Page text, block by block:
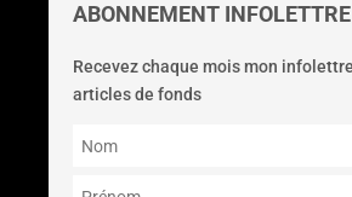
ABONNEMENT INFOLETTRE
Recevez chaque mois mon
articles de fonds